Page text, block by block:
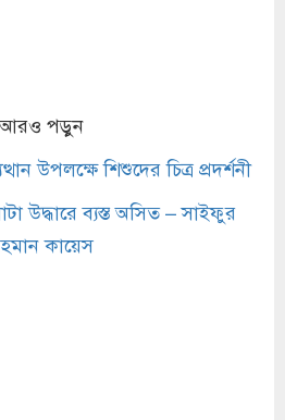
আরও পড়ুন
উপলক্ষে শিশুদের চিত্র প্রদর্শনী
উদ্ধারে ব্যস্ত অসিত – সাইফুর
কায়েস